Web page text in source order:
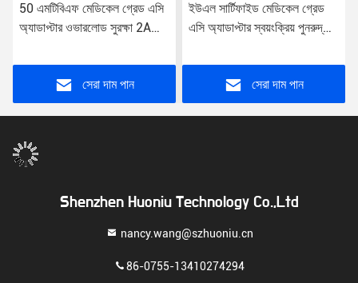
50 এমটিবিএফ মেডিকেল গ্রেড এসি
অ্যাডাপ্টার ওভারলোড সুরক্ষা 2A
সেরা দাম পান
ইউএল সার্টিফাইড মেডিকেল গ্রেড
এসি অ্যাডাপ্টার স্বয়ংক্রিয় পুনরুদ্ধার
/ ইইউ / ইউকে / এউ প্লাগ 2A
সেরা দাম পান
Shenzhen Huoniu Technology Co.,Ltd
nancy.wang@szhuoniu.cn
86-0755-13410274294